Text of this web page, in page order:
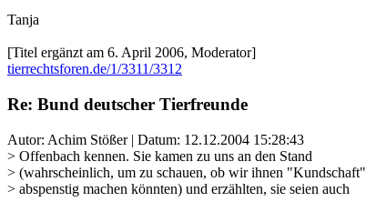
Tanja
[Titel ergänzt am 6. April 2006, Moderator]
tierrechtsforen.de/1/3311/3312
Re: Bund deutscher Tierfreunde
Autor: Achim Stößer | Datum: 12.12.2004 15:28:43
> Offenbach kennen. Sie kamen zu uns an den Stand
> (wahrscheinlich, um zu schauen, ob wir ihnen "Kundschaft"
> abspenstig machen könnten) und erzählten, sie seien auch